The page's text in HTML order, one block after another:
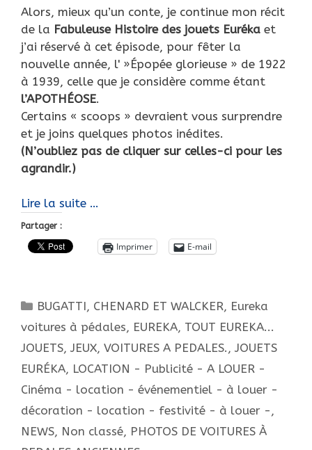
Alors, mieux qu’un conte, je continue mon récit
de la Fabuleuse Histoire des jouets Euréka et
j’ai réservé à cet épisode, pour fêter la
nouvelle année, l' »Épopée glorieuse » de 1922
à 1939, celle que je considère comme étant
l’APOTHÉOSE.
Certains « scoops » devraient vous surprendre
et je joins quelques photos inédites.
(N’oubliez pas de cliquer sur celles-ci pour les
agrandir.)
Lire la suite …
HEUREUSE
ANNÉE
LA
FABULEUSE
HISTOIRE
JOUETS
EURÉKA »
(4)
Partager :
Imprimer E-mail
Catégories
BUGATTI, CHENARD ET WALCKER, Eureka
voitures à pédales, EUREKA, TOUT EUREKA...
JOUETS, JEUX, VOITURES A PEDALES. , JOUETS
EURÉKA, LOCATION - Publicité - A LOUER -
Cinéma - location - événementiel - à louer -
décoration - location - festivité - à louer - ,
NEWS, Non classé, PHOTOS DE VOITURES À